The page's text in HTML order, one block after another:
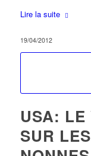
Lire la suite
19/04/2012
USA: LE
SUR